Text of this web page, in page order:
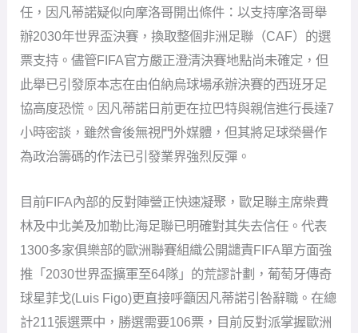
任，因凡蒂諾疑似向摩洛哥開出條件：以支持摩洛哥舉
辦2030年世界盃決賽，換取整個非洲足聯（CAF）的選
票支持。儘管FIFA官方嚴正澄清決賽地點尚未確定，但
此舉已引發原本志在由伯納烏球場承辦決賽的西班牙足
協高度恐慌。因凡蒂諾日前更在拉巴特與親信進行長達7
小時密談，雖然會後無視門外媒體，但其將足球榮譽作
為政治籌碼的作法已引發業界強烈反彈。
目前FIFA內部的反對陣營正快速凝聚，歐足聯主席柴費
林及中北美及加勒比海足聯已明確對其失去信任。代表
1300多家俱樂部的歐洲聯賽組織公開譴責FIFA單方面強
推「2030世界盃擴軍至64隊」的荒謬計劃，葡萄牙傳奇
球星菲戈(Luis Figo)更直接呼籲因凡蒂諾引咎辭職。在總
計211張選票中，勝選需要106票，目前反對派掌握歐洲